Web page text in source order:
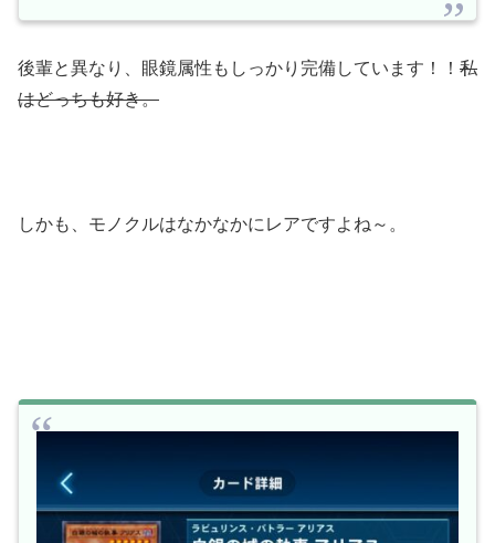
後輩と異なり、眼鏡属性もしっかり完備しています！！ 私
はどっちも好き。
しかも、モノクルはなかなかにレアですよね～。